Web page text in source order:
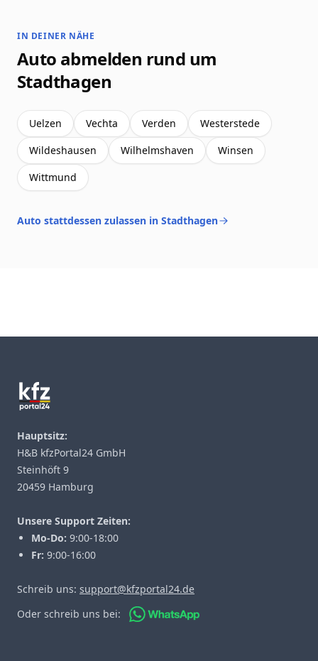
IN DEINER NÄHE
Auto abmelden rund um
Stadthagen
Uelzen Vechta Verden
Westerstede
Wildeshausen
Wilhelmshaven
Winsen
Wittmund
Auto stattdessen zulassen in Stadthagen
Hauptsitz:
H&B kfzPortal24 GmbH
Steinhöft 9
20459 Hamburg
Unsere Support Zeiten:
Mo-Do: 9:00-18:00
Fr: 9:00-16:00
Schreib uns: support@kfzportal24.de
Oder schreib uns bei: